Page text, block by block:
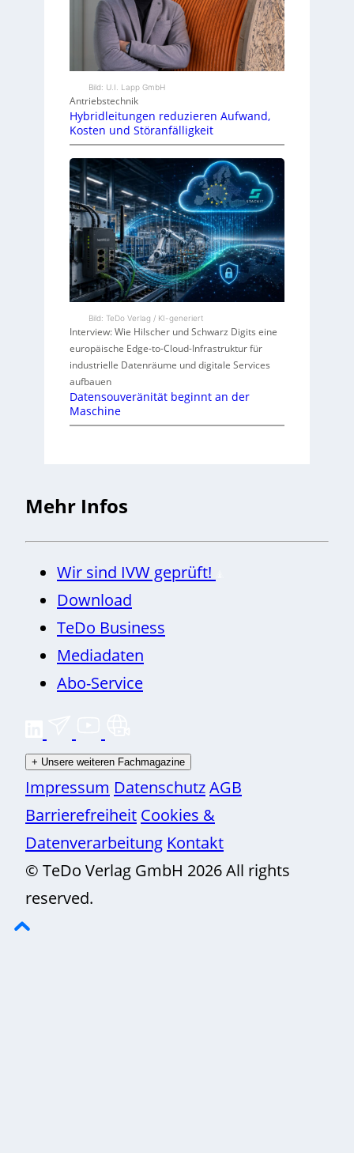
Bild: U.I. Lapp GmbH
Antriebstechnik
Hybridleitungen reduzieren Aufwand,
Kosten und Störanfälligkeit
Bild: TeDo Verlag / KI-generiert
Interview: Wie Hilscher und Schwarz Digits eine
europäische Edge-to-Cloud-Infrastruktur für
industrielle Datenräume und digitale Services
aufbauen
Datensouveränität beginnt an der
Maschine
Mehr Infos
Wir sind IVW geprüft!
Download
TeDo Business
Mediadaten
Abo-Service
+ Unsere weiteren Fachmagazine
Impressum DatenschutzAGB
Barrierefreiheit Cookies &
Datenverarbeitung Kontakt
© TeDo Verlag GmbH 2026 All rights
reserved.